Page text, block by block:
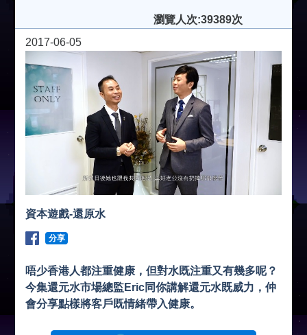
瀏覽人次:39389次
2017-06-05
資本遊戲-還原水
分享
唔少香港人都注重健康，但對水既注重又有幾多呢？
今集還元水市場總監Eric同你講解還元水既威力，仲
會分享點樣將客戶既情緒帶入健康。